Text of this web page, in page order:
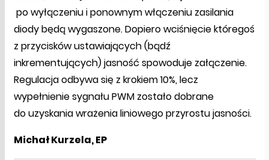
po wyłączeniu i ponownym włączeniu zasilania
diody będą wygaszone. Dopiero wciśnięcie któregoś
z przycisków ustawiających (bądź
inkrementujących) jasność spowoduje załączenie.
Regulacja odbywa się z krokiem 10%, lecz
wypełnienie sygnału PWM zostało dobrane
do uzyskania wrażenia liniowego przyrostu jasności.
Michał Kurzela, EP